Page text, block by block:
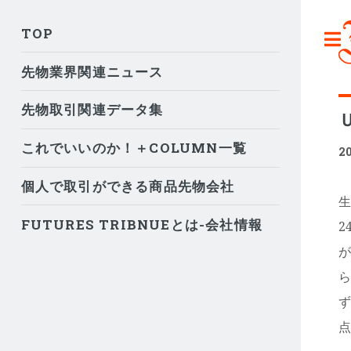
TOP
先物業界関連ニュース
先物取引関連データ集
これでいいのか！＋COLUMN一覧
個人で取引ができる商品先物会社
FUTURES TRIBNUEとは-会社情報